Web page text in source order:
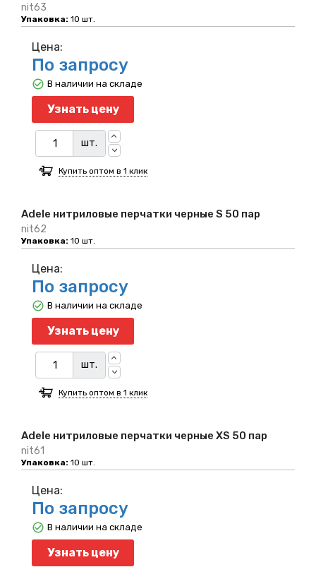
nit63
Упаковка: 10 шт.
Adele нитриловые перчатки черные S 50 пар
nit62
Упаковка: 10 шт.
Цена:
По запросу
Узнать цену
шт.
В наличии на складе
Купить оптом в 1 клик
Adele нитриловые перчатки черные XS 50 пар
nit61
Упаковка: 10 шт.
Цена:
По запросу
Узнать цену
шт.
В наличии на складе
Купить оптом в 1 клик
Цена:
По запросу
Узнать цену
В наличии на складе